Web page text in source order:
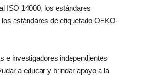
ISO 14000, los estándares
estándares de etiquetado OEKO-
e investigadores independientes
a educar y brindar apoyo a la